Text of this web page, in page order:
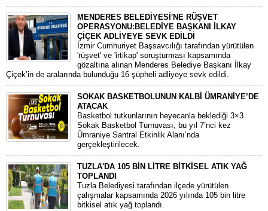
MENDERES BELEDİYESİ'NE RÜŞVET
OPERASYONU:BELEDİYE BAŞKANI İLKAY
ÇİÇEK ADLİYEYE SEVK EDİLDİ
​İzmir Cumhuriyet Başsavcılığı tarafından yürütülen
'rüşvet' ve 'irtikap' soruşturması kapsamında
gözaltına alınan Menderes Belediye Başkanı İlkay
Çiçek’in de aralarında bulunduğu 16 şüpheli adliyeye sevk edildi.
SOKAK BASKETBOLUNUN KALBİ ÜMRANİYE’DE
ATACAK
Basketbol tutkunlarının heyecanla beklediği 3×3
Sokak Basketbol Turnuvası, bu yıl 7’nci kez
Ümraniye Santral Etkinlik Alanı’nda
gerçekleştirilecek.
TUZLA'DA 105 BİN LİTRE BİTKİSEL ATIK YAĞ
TOPLANDI
Tuzla Belediyesi tarafından ilçede yürütülen
çalışmalar kapsamında 2026 yılında 105 bin litre
bitkisel atık yağ toplandı.